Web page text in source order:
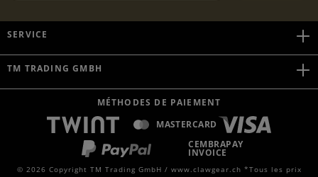
SERVICE
TM TRADING GMBH
MÉTHODES DE PAIEMENT
MASTERCARD
CEMBRAPAY
INVOICE
© 2026 Copyright TM Trading GmbH / www.clawgear.ch *Tous les prix